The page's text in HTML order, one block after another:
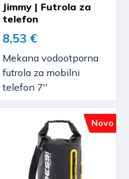
Jimmy | Futrola za
telefon
8,53 €
Mekana vodootporna
futrola za mobilni
telefon 7''
Novo